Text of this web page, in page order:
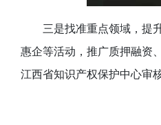
三是找准重点领域，提
惠企等活动，推广质押融资
江西省知识产权保护中心审